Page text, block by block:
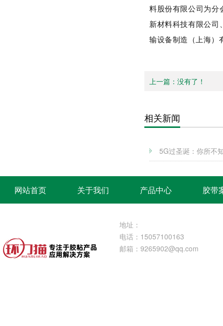
料股份有限公司为分
新材料科技有限公司
输设备制造（上海）
上一篇：没有了！
相关新闻
5G过圣诞：你所不
网站首页 关于我们 产品中心 胶带
地址：
电话：15057100163
邮箱： 9265902@qq.com